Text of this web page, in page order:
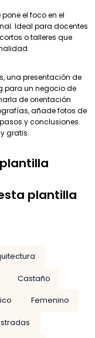
el foco en el
Ideal para docentes
o talleres que
una presentación de
para un negocio de
de orientación
añade fotos de
y conclusiones.
gratis.
plantilla
Castaño
Femenino